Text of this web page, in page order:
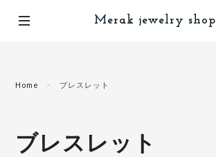
Merak jewelry shop
Home ブレスレット
ブレスレット